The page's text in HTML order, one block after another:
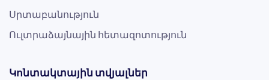
Սրտաբանություն
Ուլտրաձայնային հետազոտություն
Կոնտակտային տվյալներ